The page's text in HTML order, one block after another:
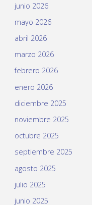
junio 2026
mayo 2026
abril 2026
marzo 2026
febrero 2026
enero 2026
diciembre 2025
noviembre 2025
octubre 2025
septiembre 2025
agosto 2025
julio 2025
junio 2025